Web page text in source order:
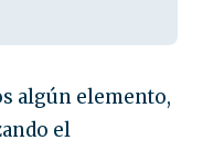
algún elemento,
el